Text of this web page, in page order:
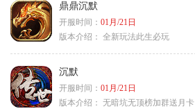
鼎鼎沉默
开服时间： 01月/21日
版本介绍： 全新玩法此生必玩
沉默
开服时间： 01月/21日
版本介绍： 无暗坑无顶榜加群送月卡